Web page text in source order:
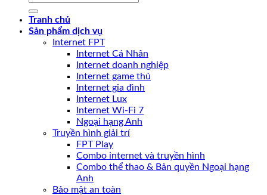
Tranh chủ
Sản phẩm dịch vụ
Internet FPT
Internet Cá Nhân
Internet doanh nghiệp
Internet game thủ
Internet gia đình
Internet Lux
Internet Wi-Fi 7
Ngoại hạng Anh
Truyền hình giải trí
FPT Play
Combo internet và truyền hình
Combo thể thao & Bản quyền Ngoại hạng
Anh
Bảo mật an toàn